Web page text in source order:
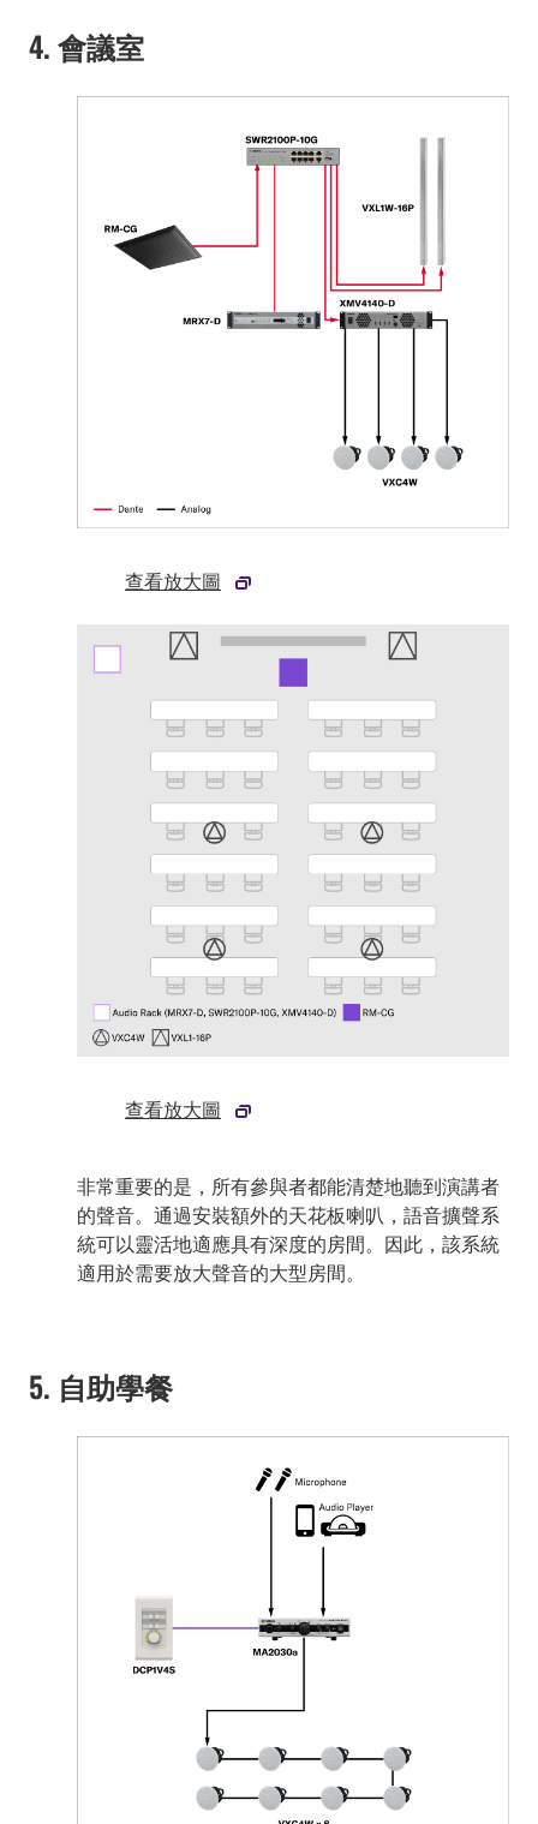
4. 會議室
查看放大圖
查看放大圖
非常重要的是，所有參與者都能清楚地聽到演講者
的聲音。通過安裝額外的天花板喇叭，語音擴聲系
統可以靈活地適應具有深度的房間。因此，該系統
適用於需要放大聲音的大型房間。
5. 自助學餐